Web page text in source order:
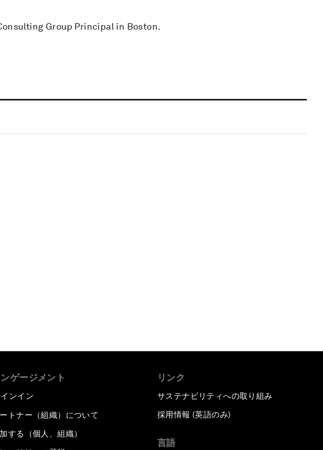
Group Principal in Boston.
ゲージメント
ンイン
トナー（組織）について
する（個人、組織）
リンク
サステナビリティへの取り組み
採用情報 (英語のみ)
言語